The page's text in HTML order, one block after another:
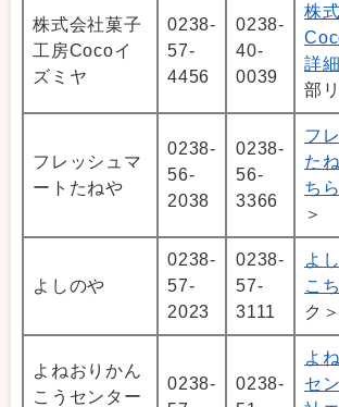
株式会社菓子
工房Cocoイ
ズミヤ
0238-
57-
4456
0238-
40-
0039
株
詳
部
フレッシュマ
ートたねや
0238-
56-
2038
0238-
56-
3366
フ
た
ちら
＞
よしのや
0238-
57-
2023
0238-
57-
3111
よ
こ
ク＞
よねおりかん
こうセンター
0238-
0238-
よ
セ